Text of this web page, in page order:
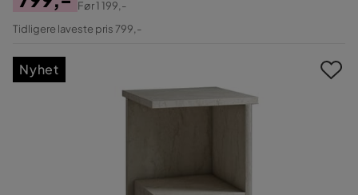
Pris
Original
Før1 199,-
Tidligere laveste pris 799,-
Nyhet